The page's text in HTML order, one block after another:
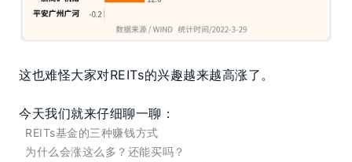
这也难怪大家对REITs的兴趣越来越高涨了。
今天我们就来仔细聊一聊：
REITs基金的三种赚钱方式
为什么会涨这么多？还能买吗？